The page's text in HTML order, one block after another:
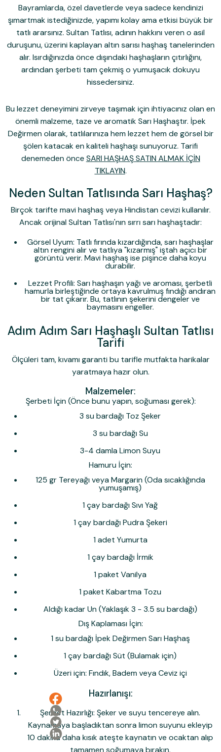
Bayramlarda, özel davetlerde veya sadece kendinizi
şımartmak istediğinizde, yapımı kolay ama etkisi büyük bir
tatlı ararsınız. Sultan Tatlısı, adının hakkını veren o asil
duruşunu, üzerini kaplayan altın sarısı haşhaş tanelerinden
alır. Isırdığınızda önce dışındaki haşhaşların çıtırlığını,
ardından şerbeti tam çekmiş o yumuşacık dokuyu
hissedersiniz.
Bu lezzet deneyimini zirveye taşımak için ihtiyacınız olan en
önemli malzeme, taze ve aromatikSarı Haşhaştır. İpek
Değirmen olarak, tatlılarınıza hem lezzet hem de görsel bir
şölen katacak en kaliteli haşhaşı sunuyoruz. Tarifi
denemeden önce SARI HAŞHAŞ SATIN ALMAK İÇİN
TIKLAYIN.
Neden Sultan Tatlısında Sarı Haşhaş?
Birçok tarifte mavi haşhaş veya Hindistan cevizi kullanılır.
Ancak orijinal Sultan Tatlısı'nın sırrı sarı haşhaştadır:
Görsel Uyum: Tatlı fırında kızardığında, sarı haşhaşlar
altın rengini alır ve tatlıya "kızarmış" iştah açıcı bir
görüntü verir. Mavi haşhaş ise pişince daha koyu
durabilir.
Lezzet Profili: Sarı haşhaşın yağı ve aroması, şerbetli
hamurla birleştiğinde ortaya kavrulmuş fındığı andıran
bir tat çıkarır. Bu, tatlının şekerini dengeler ve
baymasını engeller.
Adım Adım Sarı Haşhaşlı Sultan Tatlısı
Tarifi
Ölçüleri tam, kıvamı garanti bu tarifle mutfakta harikalar
yaratmaya hazır olun.
Malzemeler:
Şerbeti İçin (Önce bunu yapın, soğuması gerek):
3 su bardağı Toz Şeker
3 su bardağı Su
3-4 damla Limon Suyu
Hamuru İçin:
125 gr Tereyağı veya Margarin (Oda sıcaklığında
yumuşamış)
1 çay bardağı Sıvı Yağ
1 çay bardağı Pudra Şekeri
1 adet Yumurta
1 çay bardağı İrmik
1 paket Vanilya
1 paket Kabartma Tozu
Aldığı kadar Un (Yaklaşık 3 - 3.5 su bardağı)
Dış Kaplaması İçin:
1 su bardağı İpek Değirmen Sarı Haşhaş
1 çay bardağı Süt (Bulamak için)
Üzeri için: Fındık, Badem veya Ceviz içi
Hazırlanışı:
Şerbet Hazırlığı: Şeker ve suyu tencereye alın.
Kaynamaya başladıktan sonra limon suyunu ekleyip
10 dakika daha kısık ateşte kaynatın ve ocaktan alıp
tamamen soğumayabırakın.